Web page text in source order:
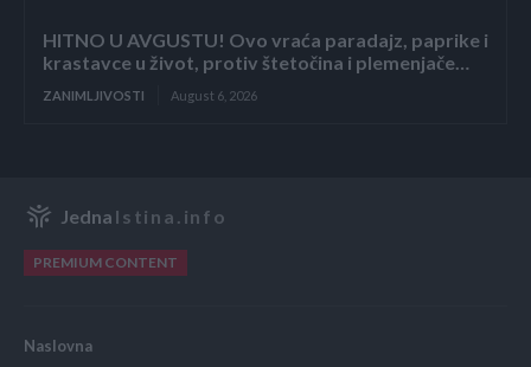
HITNO U AVGUSTU! Ovo vraća paradajz, paprike i
krastavce u život, protiv štetočina i plemenjače…
ZANIMLJIVOSTI August 6, 2026
Jedna Istina.info
PREMIUM CONTENT
Naslovna